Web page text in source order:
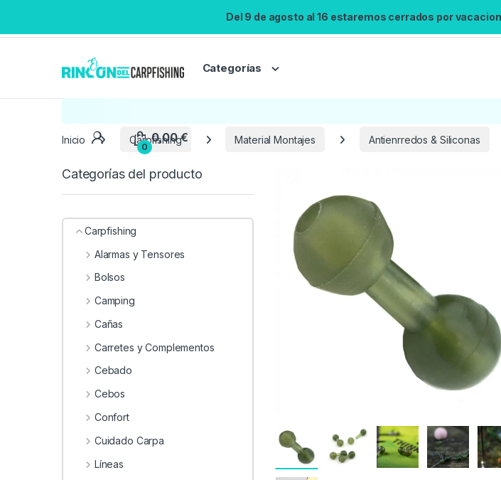
Del 9 de agosto al 16 estaremos cerrados por
Categorías
Búsqueda no
No se pudo cargar el
Inicio Carpfishing Material Montajes Antienrredos & Siliconas
Categorías del producto
Carpfishing
Alarmas y Tensores
Bolsos
Camping
Cañas
Carretes y Complementos
Cebado
Cebos
Confort
Cuidado Carpa
Líneas